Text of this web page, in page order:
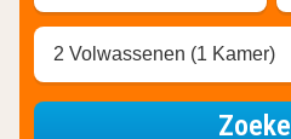
2 Volwassenen (1 Kamer)